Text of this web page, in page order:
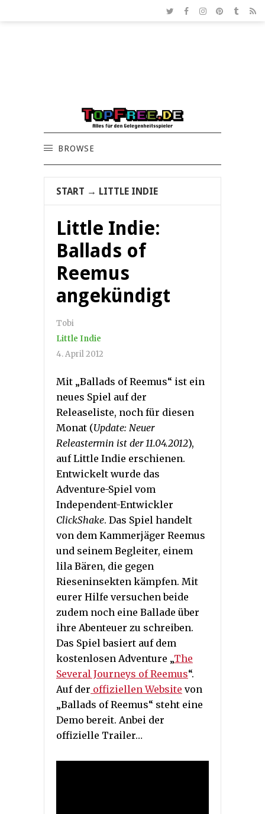
BROWSE
START → LITTLE INDIE
Little Indie:
Ballads of
Reemus
angekündigt
Tobi
Little Indie
4. April 2012
Mit „Ballads of Reemus“ ist ein
neues Spiel auf der
Releaseliste, noch für diesen
Monat (Update: Neuer
Releastermin ist der 11.04.2012),
auf Little Indie erschienen.
Entwickelt wurde das
Adventure-Spiel vom
Independent-Entwickler
ClickShake. Das Spiel handelt
von dem Kammerjäger Reemus
und seinem Begleiter, einem
lila Bären, die gegen
Rieseninsekten kämpfen. Mit
eurer Hilfe versuchen beide
zudem noch eine Ballade über
ihre Abenteuer zu schreiben.
Das Spiel basiert auf dem
kostenlosen Adventure „The
Several Journeys of Reemus“.
Auf der offiziellen Website von
„Ballads of Reemus“ steht eine
Demo bereit. Anbei der
offizielle Trailer…